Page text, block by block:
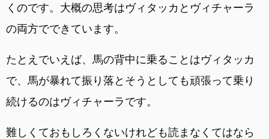
くのです。大概の思考はヴィタッカとヴィチャーラ
の両方でできています。
たとえでいえば、馬の背中に乗ることはヴィタッカ
で、馬が暴れて振り落とそうとしても頑張って乗り
続けるのはヴィチャーラです。
難しくておもしろくないけれども読まなくてはなら